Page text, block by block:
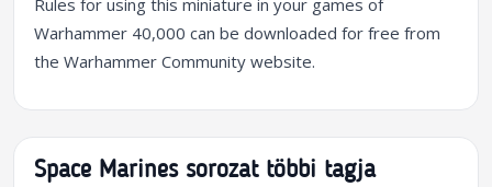
Rules for using this miniature in your games of
Warhammer 40,000 can be downloaded for free from
the Warhammer Community website.
Space Marines sorozat többi tagja